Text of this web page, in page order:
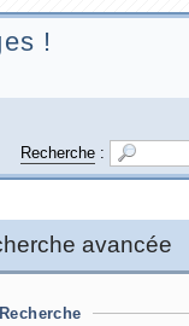
!
Recherche:
avancée
Recherche